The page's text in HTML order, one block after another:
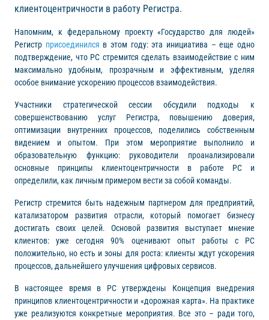
клиентоцентричности в работу Регистра.
Напомним, к федеральному проекту «Государство для людей»
Регистр присоединился в этом году: эта инициатива – еще одно
подтверждение, что РС стремится сделать взаимодействие с ним
максимально удобным, прозрачным и эффективным, уделяя
особое внимание ускорению процессов взаимодействия.
Участники стратегической сессии обсудили подходы к
совершенствованию услуг Регистра, повышению доверия,
оптимизации внутренних процессов, поделились собственным
видением и опытом. При этом мероприятие выполнило и
образовательную функцию: руководители проанализировали
основные принципы клиентоцентричности в работе РС и
определили, как личным примером вести за собой команды.
Регистр стремится быть надежным партнером для предприятий,
катализатором развития отрасли, который помогает бизнесу
достигать своих целей. Основой развития выступает мнение
клиентов: уже сегодня 90% оценивают опыт работы с РС
положительно, но есть и зоны для роста: клиенты ждут ускорения
процессов, дальнейшего улучшения цифровых сервисов.
В настоящее время в РС утверждены Концепция внедрения
принципов клиентоцентричности и «дорожная карта». На практике
уже реализуются конкретные мероприятия. Все это – ради того,